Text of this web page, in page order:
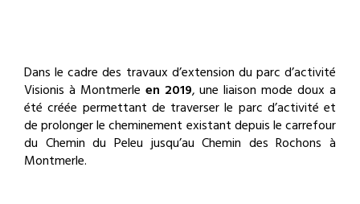
Dans le cadre des travaux d’extension du parc d’activité
Visionis à Montmerle en 2019, une liaison mode doux a
été créée permettant de traverser le parc d’activité et
de prolonger le cheminement existant depuis le carrefour
du Chemin du Peleu jusqu’au Chemin des Rochons à
Montmerle.